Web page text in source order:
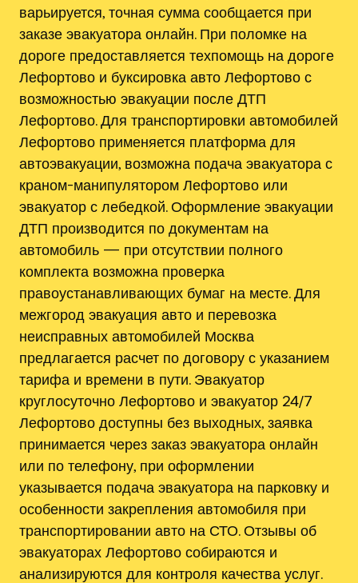
варьируется, точная сумма сообщается при
заказе эвакуатора онлайн. При поломке на
дороге предоставляется техпомощь на дороге
Лефортово и буксировка авто Лефортово с
возможностью эвакуации после ДТП
Лефортово. Для транспортировки автомобилей
Лефортово применяется платформа для
автоэвакуации, возможна подача эвакуатора с
краном-манипулятором Лефортово или
эвакуатор с лебедкой. Оформление эвакуации
ДТП производится по документам на
автомобиль — при отсутствии полного
комплекта возможна проверка
правоустанавливающих бумаг на месте. Для
межгород эвакуация авто и перевозка
неисправных автомобилей Москва
предлагается расчет по договору с указанием
тарифа и времени в пути. Эвакуатор
круглосуточно Лефортово и эвакуатор 24/7
Лефортово доступны без выходных, заявка
принимается через заказ эвакуатора онлайн
или по телефону, при оформлении
указывается подача эвакуатора на парковку и
особенности закрепления автомобиля при
транспортировании авто на СТО. Отзывы об
эвакуаторах Лефортово собираются и
анализируются для контроля качества услуг.